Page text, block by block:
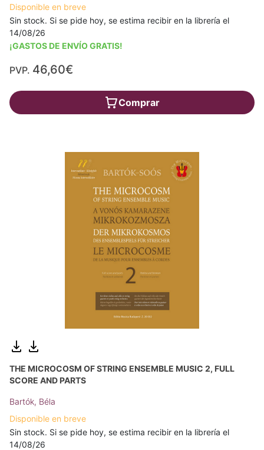
Disponible en breve
Sin stock. Si se pide hoy, se estima recibir en la librería el
14/08/26
¡GASTOS DE ENVÍO GRATIS!
PVP. 46,60€
Comprar
THE MICROCOSM OF STRING ENSEMBLE MUSIC 2, FULL
SCORE AND PARTS
Bartók, Béla
Disponible en breve
Sin stock. Si se pide hoy, se estima recibir en la librería el
14/08/26